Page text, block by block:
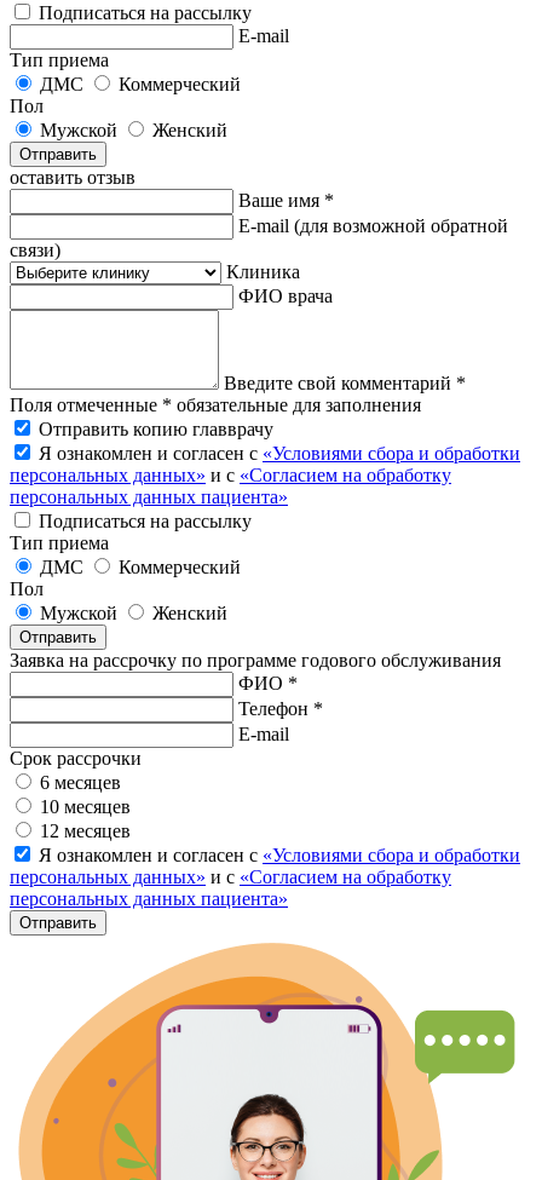
Подписаться на рассылку
E-mail
Тип приема
ДМС
Коммерческий
Пол
Мужской
Женский
Отправить
оставить отзыв
Ваше имя *
E-mail (для возможной обратной
связи)
Клиника
ФИО врача
Введите свой комментарий *
Поля отмеченные * обязательные для заполнения
Отправить копию главврачу
Я ознакомлен и согласен с «Условиями сбора и обработки
персональных данных» и с «Согласием на обработку
персональных данных пациента»
Подписаться на рассылку
Тип приема
ДМС
Коммерческий
Пол
Мужской
Женский
Отправить
Заявка на рассрочку по программе годового обслуживания
ФИО *
Телефон *
E-mail
Срок рассрочки
6 месяцев
10 месяцев
12 месяцев
Я ознакомлен и согласен с «Условиями сбора и обработки
персональных данных» и с «Согласием на обработку
персональных данных пациента»
Отправить